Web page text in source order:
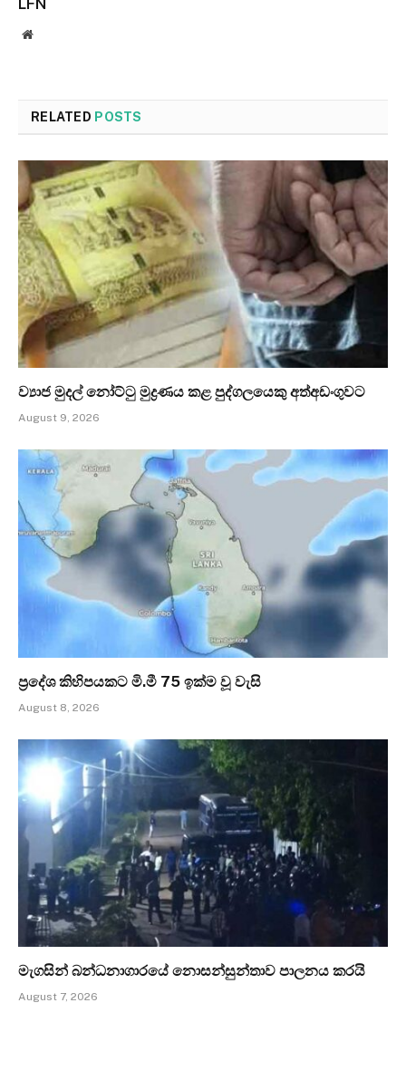
Website
RELATED POSTS
ව්‍යාජ මුදල් නෝට්ටු මුද්‍රණය කළ පුද්ගලයෙකු අත්අඩංගුවට
August 9, 2026
ප්‍රදේශ කිහිපයකට මි.මී 75 ඉක්ම වූ වැසි
August 8, 2026
මැගසින් බන්ධනාගාරයේ නොසන්සුන්තාව පාලනය කරයි
August 7, 2026